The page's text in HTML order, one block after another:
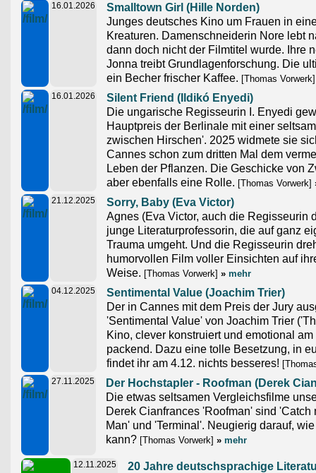
16.01.2026
Smalltown Girl (Hille Norden)
Junges deutsches Kino um Frauen in
Kreaturen. Damenschneiderin Nore lebt
dann doch nicht der Filmtitel wurde. Ihre
Jonna treibt Grundlagenforschung. Die
ein Becher frischer Kaffee. [Thomas Vorwerk]
16.01.2026
Silent Friend (Ildikó Enyedi)
Die ungarische Regisseurin I. Enyedi
Hauptpreis der Berlinale mit einer
zwischen Hirschen'. 2025 widmete sie
Cannes schon zum dritten Mal dem
Leben der Pflanzen. Die Geschicke von
aber ebenfalls eine Rolle. [Thomas Vorwerk]
21.12.2025
Sorry, Baby (Eva Victor)
Agnes (Eva Victor, auch die Regisseurin
junge Literaturprofessorin, die auf ganz
Trauma umgeht. Und die Regisseurin
humorvollen Film voller Einsichten auf
Weise. [Thomas Vorwerk] » mehr
04.12.2025
Sentimental Value (Joachim Trier)
Der in Cannes mit dem Preis der Jury
'Sentimental Value' von Joachim Trier
Kino, clever konstruiert und emotional
packend. Dazu eine tolle Besetzung, in
findet ihr am 4.12. nichts besseres!
27.11.2025
Der Hochstapler - Roofman (Derek
Die etwas seltsamen Vergleichsfilme
Derek Cianfrances 'Roofman' sind 'Catch
Man' und 'Terminal'. Neugierig darauf,
kann? [Thomas Vorwerk] » mehr
12.11.2025
20 Jahre deutschsprachige